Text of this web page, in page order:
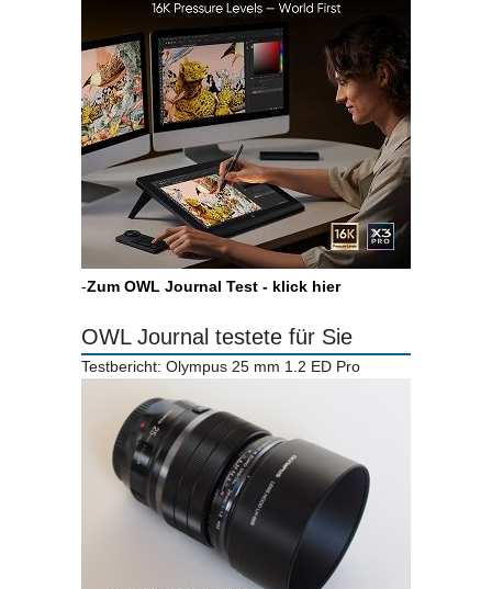
-Zum OWL Journal Test - klick hier
OWL Journal testete für Sie
Testbericht: Olympus 25 mm 1.2 ED Pro